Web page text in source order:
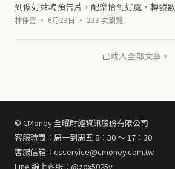
到像好萊塢預告片，配樂恰到好處，轉發
反應很一致：「AI要取代導演了」「編劇可
林停雲 · 6月23日 · 233 次瀏覽
已載入全部文章。
© CMoney 全曜財經資訊股份有限公司
客服時間：周一到周五 8：30 ～ 17：30
客服信箱：csservice@cmoney.com.tw
Line 線上客服：@zdx5025y